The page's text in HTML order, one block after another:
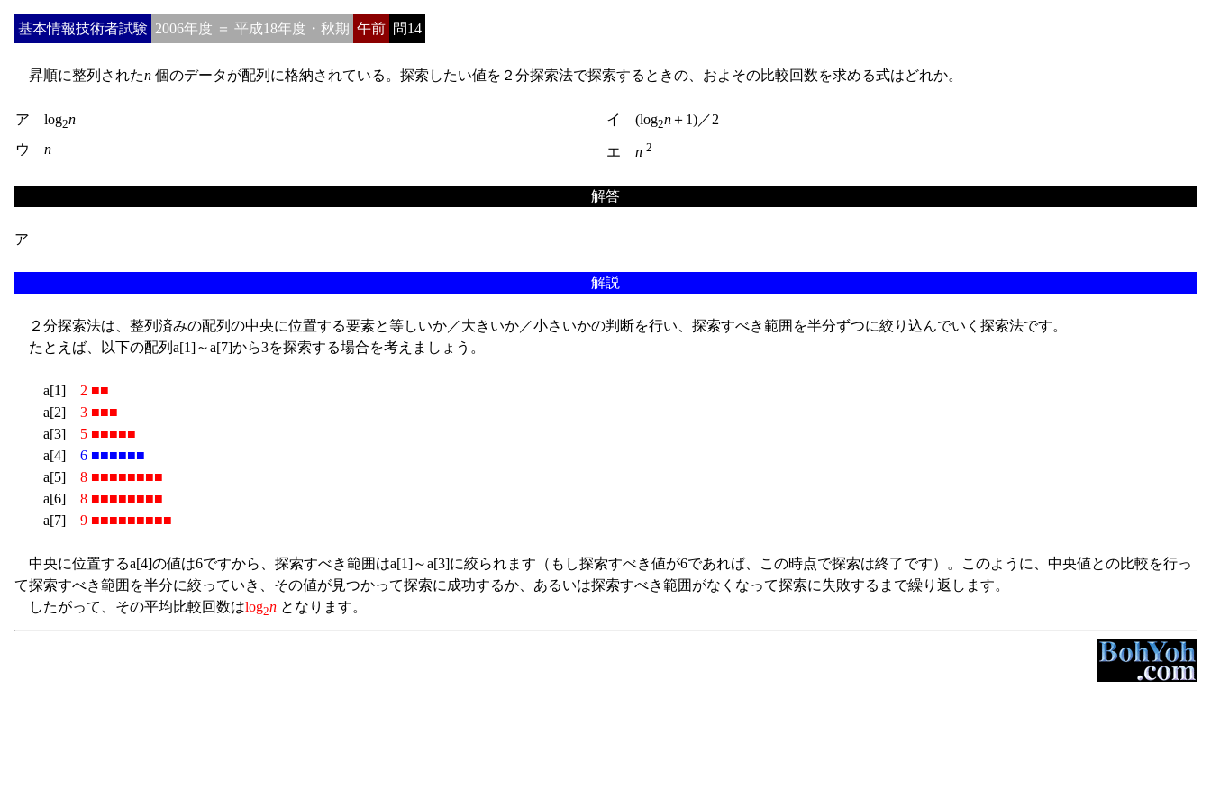
基本情報技術者試験 2006年度 ＝ 平成18年度・秋期 午前 問14
昇順に整列されたn 個のデータが配列に格納されている。探索したい値を２分探索法で探索するときの、およその比較回数を求める式はどれか。
ア log2n イ (log2n＋1)／2
ウ n エ n 2
解答
ア
解説
２分探索法は、整列済みの配列の中央に位置する要素と等しいか／大きいか／小さいかの判断を行い、探索すべき範囲を半分ずつに絞り込んでいく探索法です。
たとえば、以下の配列a[1]～a[7]から3を探索する場合を考えましょう。
a[1] 2 ■■
a[2] 3 ■■■
a[3] 5 ■■■■■
a[4] 6 ■■■■■■
a[5] 8 ■■■■■■■■
a[6] 8 ■■■■■■■■
a[7] 9 ■■■■■■■■■
中央に位置するa[4]の値は6ですから、探索すべき範囲はa[1]～a[3]に絞られます（もし探索すべき値が6であれば、この時点で探索は終了です）。このように、中央値との比較を行っ
て探索すべき範囲を半分に絞っていき、その値が見つかって探索に成功するか、あるいは探索すべき範囲がなくなって探索に失敗するまで繰り返します。
したがって、その平均比較回数はlog2n となります。